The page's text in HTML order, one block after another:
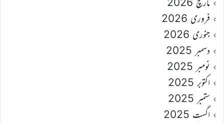
فروری 2026
جنوری 2026
دسمبر 2025
نومبر 2025
اکتوبر 2025
ستمبر 2025
اگست 2025